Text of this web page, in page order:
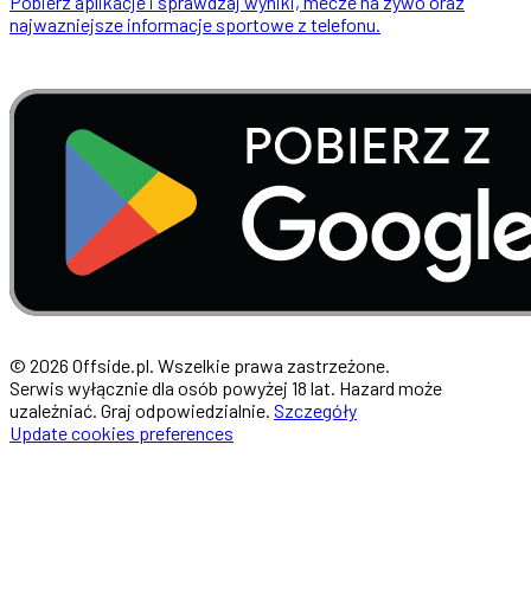
najwazniejsze informacje sportowe z telefonu.
© 2026 Offside.pl. Wszelkie prawa zastrzeżone.
Serwis wyłącznie dla osób powyżej 18 lat. Hazard może
uzależniać. Graj odpowiedzialnie. Szczegóły
Update cookies preferences